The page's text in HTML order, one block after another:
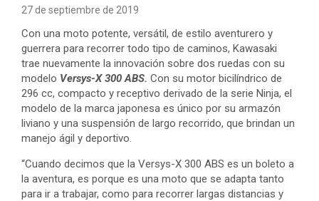
27 de septiembre de 2019
Con una moto potente, versátil, de estilo aventurero y
guerrera para recorrer todo tipo de caminos, Kawasaki
trae nuevamente la innovación sobre dos ruedas con su
modelo Versys-X 300 ABS. Con su motor bicilíndrico de
296 cc, compacto y receptivo derivado de la serie Ninja, el
modelo de la marca japonesa es único por su armazón
liviano y una suspensión de largo recorrido, que brindan un
manejo ágil y deportivo.
“Cuando decimos que la Versys-X 300 ABS es un boleto a
la aventura, es porque es una moto que se adapta tanto
para ir a trabajar, como para recorrer largas distancias y